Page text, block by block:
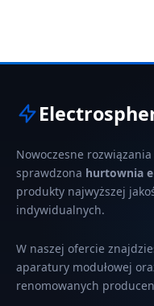
Nowoczesne
sprawdzona hurtownia
produkty najwyższej
indywidualnych.
W naszej ofercie
aparatury modułowej
renomowanych